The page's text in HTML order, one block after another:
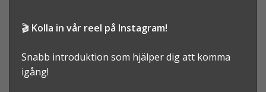
🎬 Kolla in vår reel på Instagram!
Snabb introduktion som hjälperdigatt komma
igång!